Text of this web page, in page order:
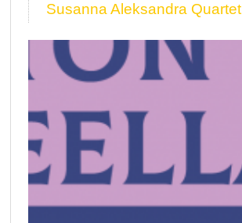
Susanna Aleksandra Quartet